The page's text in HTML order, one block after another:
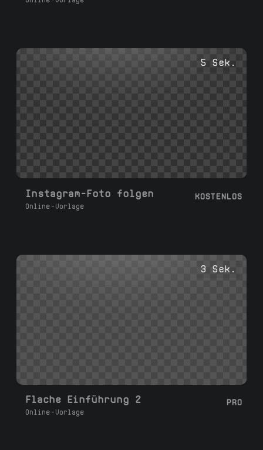
5 Sek.
Instagram-Foto folgen
Online-Vorlage
KOSTENLOS
3 Sek.
Flache Einführung 2
Online-Vorlage
PRO